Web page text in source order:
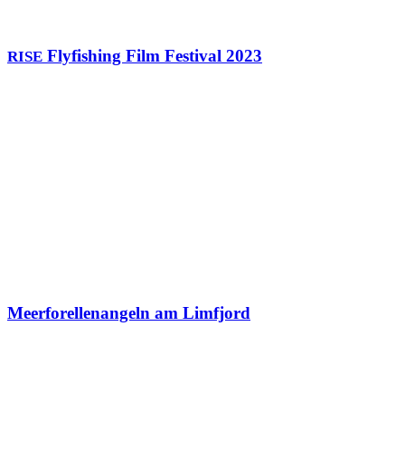
RISE Flyfishing Film Festival 2023
Meerforellenangeln am Limfjord